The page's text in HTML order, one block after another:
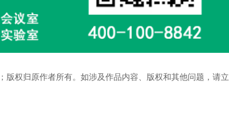
权归原作者所有。如涉及作品内容、版权和其他问题，请立